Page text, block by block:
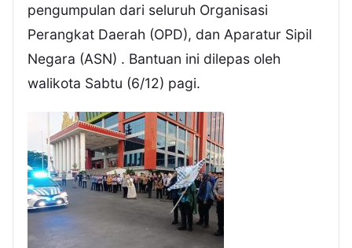
pengumpulan dari seluruh Organisasi
Perangkat Daerah (OPD), dan Aparatur Sipil
Negara (ASN) . Bantuan ini dilepas oleh
walikota Sabtu (6/12) pagi.